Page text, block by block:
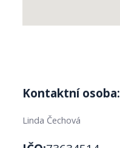
Kontaktní osoba:
Linda Čechová